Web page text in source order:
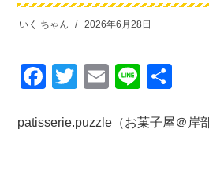
いく ちゃん 2026年6月28日
F
c
T
tt
E
ail
Li
e
patisserie.puzzle（お菓子屋＠岸